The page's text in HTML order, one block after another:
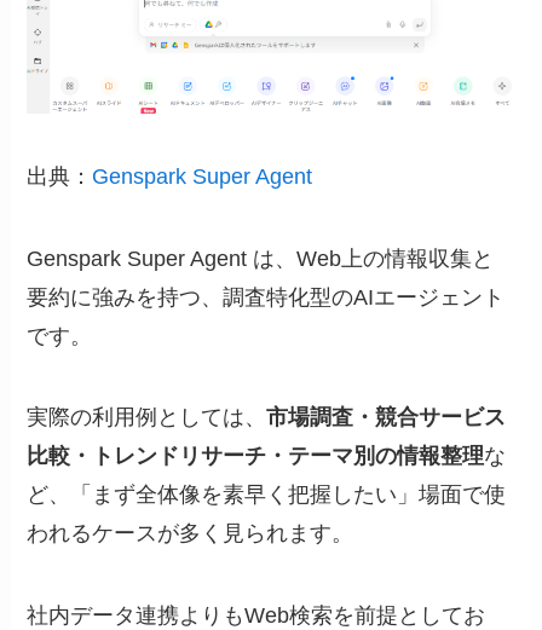
出典： Genspark Super Agent
Genspark Super Agent は、Web上の情報収集と
要約に強みを持つ、調査特化型のAIエージェント
です。
実際の利用例としては、市場調査・競合サービス
比較・トレンドリサーチ・テーマ別の情報整理な
ど、「まず全体像を素早く把握したい」場面で使
われるケースが多く見られます。
社内データ連携よりもWeb検索を前提としてお